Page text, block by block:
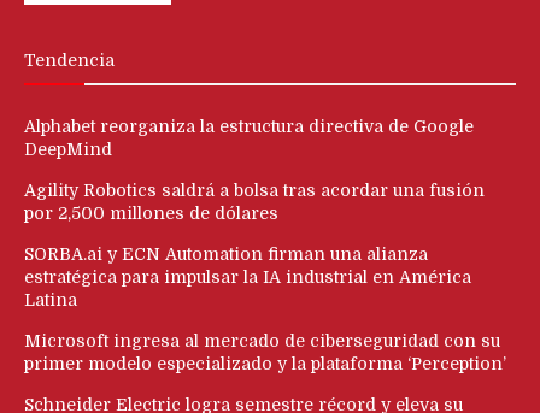
Tendencia
Alphabet reorganiza la estructura directiva de Google
DeepMind
Agility Robotics saldrá a bolsa tras acordar una fusión
por 2,500 millones de dólares
SORBA.ai y ECN Automation firman una alianza
estratégica para impulsar la IA industrial en América
Latina
Microsoft ingresa al mercado de ciberseguridad con su
primer modelo especializado y la plataforma ‘Perception’
Schneider Electric logra semestre récord y eleva su